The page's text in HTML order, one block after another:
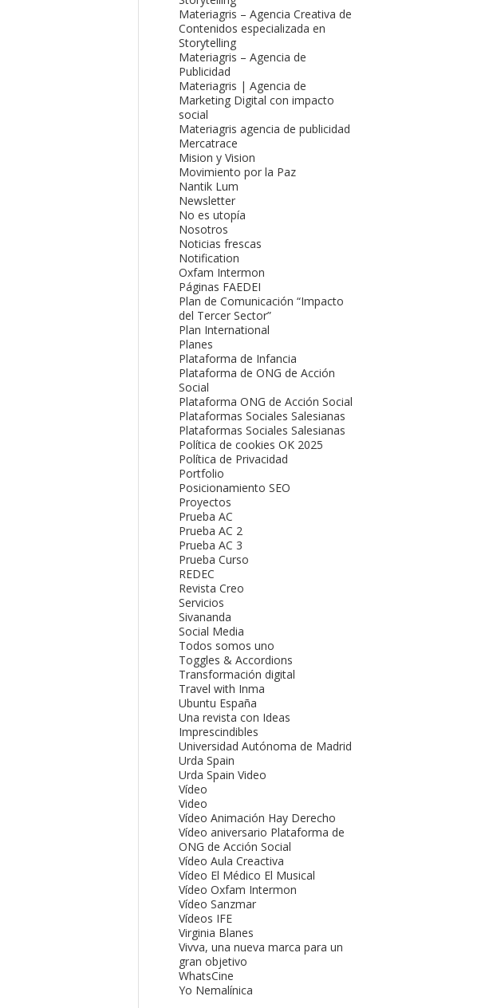
Materiagris – Agencia Creativa de
Contenidos especializada en
Storytelling
Materiagris – Agencia de
Publicidad
Materiagris | Agencia de
Marketing Digital con impacto
social
Materiagris agencia de publicidad
Mercatrace
Mision y Vision
Movimiento por la Paz
Nantik Lum
Newsletter
No es utopía
Nosotros
Noticias frescas
Notification
Oxfam Intermon
Páginas FAEDEI
Plan de Comunicación “Impacto
del Tercer Sector”
Plan International
Planes
Plataforma de Infancia
Plataforma de ONG de Acción
Social
Plataforma ONG de Acción Social
Plataformas Sociales Salesianas
Plataformas Sociales Salesianas
Política de cookies OK 2025
Política de Privacidad
Portfolio
Posicionamiento SEO
Proyectos
Prueba AC
Prueba AC 2
Prueba AC 3
Prueba Curso
REDEC
Revista Creo
Servicios
Sivananda
Social Media
Todos somos uno
Toggles & Accordions
Transformación digital
Travel with Inma
Ubuntu España
Una revista con Ideas
Imprescindibles
Universidad Autónoma de Madrid
Urda Spain
Urda Spain Video
Vídeo
Video
Vídeo Animación Hay Derecho
Vídeo aniversario Plataforma de
ONG de Acción Social
Vídeo Aula Creactiva
Vídeo El Médico El Musical
Vídeo Oxfam Intermon
Vídeo Sanzmar
Vídeos IFE
Virginia Blanes
Vivva, una nueva marca para un
gran objetivo
WhatsCine
Yo Nemalínica